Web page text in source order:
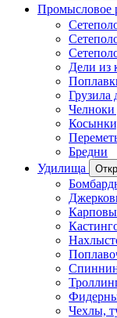
Промысловое
Дели из
Грузила
Челноки
Бредни
Удилища
Чехлы,